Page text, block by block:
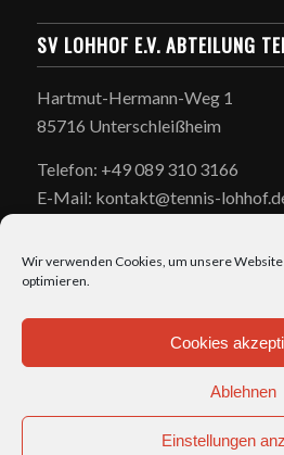
Wir verwenden Cookies, um unsere
optimieren.
Cookies
Ablehnen
Einstellungen
SV LOHHOF E.V. ABTEILUNG
Hartmut-Hermann-Weg 1
85716 Unterschleißheim
Telefon: +49 089 310 3166
E-Mail: kontakt@tennis-
ÖFFNUNGSZEITEN